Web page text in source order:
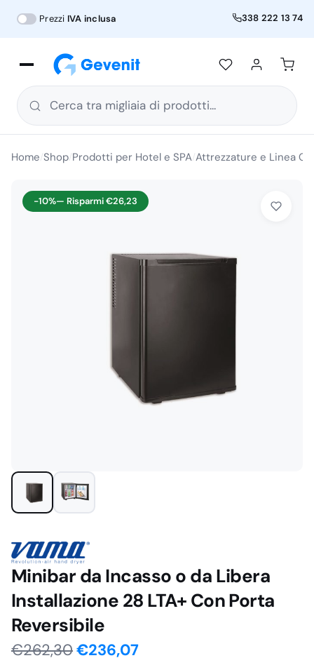
Prezzi IVA inclusa 338 222 13 74
Cerca tra migliaia di prodotti...
Home Shop Prodotti per Hotel e SPA Attrezzature e Linea
-10%— Risparmi€26,23
Minibar da Incasso o da Libera
Installazione 28 LTA+ Con Porta
Reversibile
€262,30Il
€236,07Il